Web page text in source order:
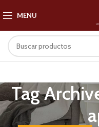
MENU
Tag